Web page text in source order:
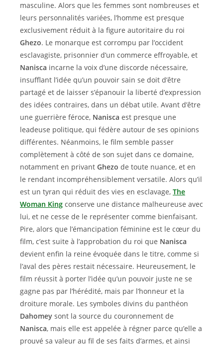
masculine. Alors que les femmes sont nombreuses et
leurs personnalités variées, l’homme est presque
exclusivement réduit à la figure autoritaire du roi
Ghezo. Le monarque est corrompu par l’occident
esclavagiste, prisonnier d’un commerce effroyable, et
Nanisca incarne la voix d’une discorde nécessaire,
insufflant l’idée qu’un pouvoir sain se doit d’être
partagé et de laisser s’épanouir la liberté d’expression
des idées contraires, dans un débat utile. Avant d’être
une guerrière féroce, Nanisca est presque une
leadeuse politique, qui fédère autour de ses opinions
différentes. Néanmoins, le film semble passer
complètement à côté de son sujet dans ce domaine,
notamment en privant Ghezo de toute nuance, et en
le rendant incompréhensiblement versatile. Alors qu’il
est un tyran qui réduit des vies en esclavage, The
Woman King conserve une distance malheureuse avec
lui, et ne cesse de le représenter comme bienfaisant.
Pire, alors que l’émancipation féminine est le cœur du
film, c’est suite à l’approbation du roi que Nanisca
devient enfin la reine évoquée dans le titre, comme si
l’aval des pères restait nécessaire. Heureusement, le
film réussit à porter l’idée qu’un pouvoir juste ne se
gagne pas par l’hérédité, mais par l’honneur et la
droiture morale. Les symboles divins du panthéon
Dahomey sont la source du couronnement de
Nanisca, mais elle est appelée à régner parce qu’elle a
prouvé sa valeur au fil de ses faits d’armes, et ainsi